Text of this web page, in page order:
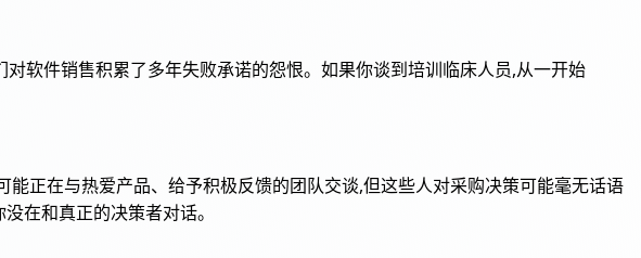
软件销售积累了多年失败承诺的怨恨。如果你谈到培训临床人员,从一开始
正在与热爱产品、给予积极反馈的团队交谈,但这些人对采购决策可能毫无话语
在和真正的决策者对话。